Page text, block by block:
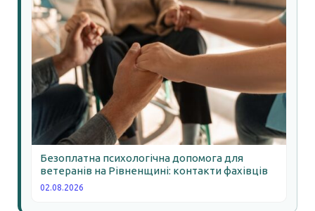
Безоплатна психологічна допомога для
ветеранів на Рівненщині: контакти фахівців
02.08.2026